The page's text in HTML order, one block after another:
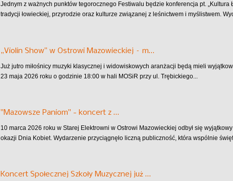
Jednym z ważnych punktów tegorocznego Festiwalu będzie konferencja pt.
tradycji łowieckiej, przyrodzie oraz kulturze związanej z leśnictwem i myślistwem.
„Violin Show” w Ostrowi Mazowieckiej – m…
Już jutro miłośnicy muzyki klasycznej i widowiskowych aranżacji będą mieli
23 maja 2026 roku o godzinie 18:00 w hali MOSiR przy ul. Trębickiego...
"Mazowsze Paniom" - koncert z …
10 marca 2026 roku w Starej Elektrowni w Ostrowi Mazowieckiej odbył się
okazji Dnia Kobiet. Wydarzenie przyciągnęło liczną publiczność, która wspólnie
Koncert Społecznej Szkoły Muzycznej już …